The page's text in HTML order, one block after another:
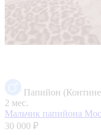
Папийон
2 мес.
Мальчик папийона
30 000 ₽